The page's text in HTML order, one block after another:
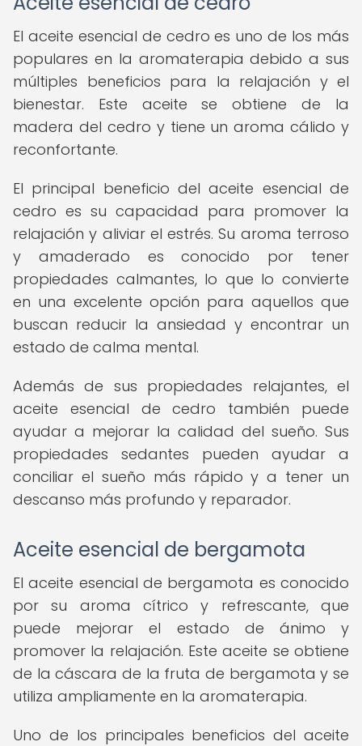
El aceite esencial de cedro es uno de los más
populares en la aromaterapia debido a sus
múltiples beneficios para la relajación y el
bienestar. Este aceite se obtiene de la
madera del cedro y tiene un aroma cálido y
reconfortante.
El principal beneficio del aceite esencial de
cedro es su capacidad para promover la
relajación y aliviar el estrés. Su aroma terroso
y amaderado es conocido por tener
propiedades calmantes, lo que lo convierte
en una excelente opción para aquellos que
buscan reducir la ansiedad y encontrar un
estado de calma mental.
Además de sus propiedades relajantes, el
aceite esencial de cedro también puede
ayudar a mejorar la calidad del sueño. Sus
propiedades sedantes pueden ayudar a
conciliar el sueño más rápido y a tener un
descanso más profundo y reparador.
Aceite esencial de bergamota
El aceite esencial de bergamota es conocido
por su aroma cítrico y refrescante, que
puede mejorar el estado de ánimo y
promover la relajación. Este aceite se obtiene
de la cáscara de la fruta de bergamota y se
utiliza ampliamente en la aromaterapia.
Uno de los principales beneficios del aceite